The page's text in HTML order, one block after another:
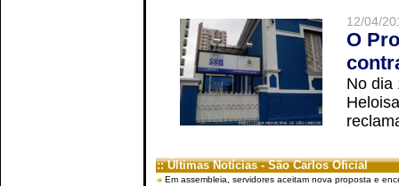
12/04/
O
No dia
:: Últimas Notícias - São Carlos Oficial
Em assembleia, servidores aceitam nova proposta e